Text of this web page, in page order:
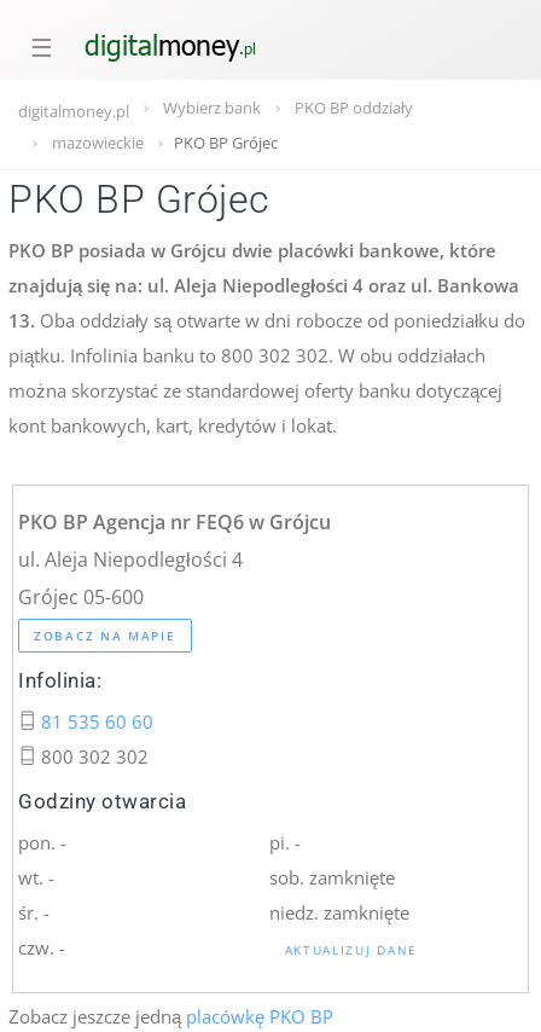
☰
digitalmoney.pl Wybierz bank
PKO BP oddziały
mazowieckie
PKO BP Grójec
PKO BP Grójec
PKO BP posiada w Grójcu dwie placówki bankowe, które
znajdują się na: ul. Aleja Niepodległości 4 oraz ul. Bankowa
13. Oba oddziały są otwarte w dni robocze od poniedziałku do
piątku. Infolinia banku to 800 302 302. W obu oddziałach
można skorzystać ze standardowej oferty banku dotyczącej
kont bankowych, kart, kredytów i lokat.
PKO BP Agencja nr FEQ6 w Grójcu
ul. Aleja Niepodległości 4
Grójec 05-600
ZOBACZ NA MAPIE
Infolinia:
81 535 60 60
800 302 302
Godziny otwarcia
pon. -
wt. -
śr. -
czw. -
pi. -
sob. zamknięte
niedz. zamknięte
AKTUALIZUJ DANE
Zobacz jeszcze jednąplacówkę PKO BP